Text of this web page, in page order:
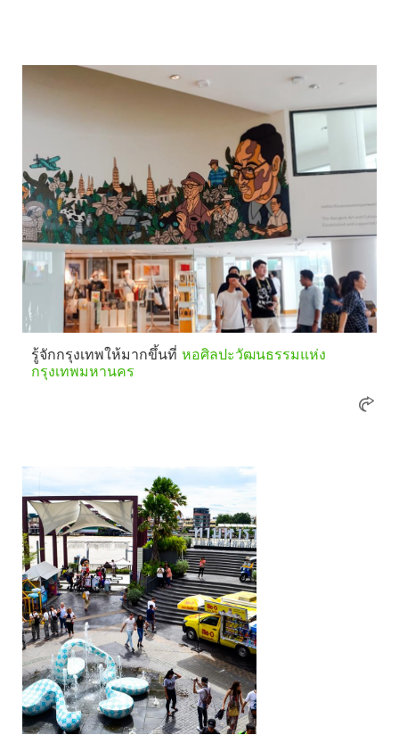
รู้จักกรุงเทพให้มากขึ้นที่ หอศิลปะวัฒนธรรมแห่ง
กรุงเทพมหานคร